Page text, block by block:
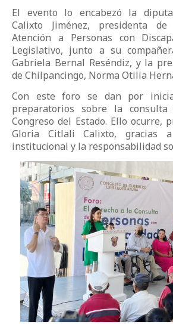
El evento lo encabezó la
Calixto Jiménez, presidenta
Atención a Personas con
Legislativo, junto a su
Gabriela Bernal Reséndiz, y la
de Chilpancingo, Norma Otilia
Con este foro se dan por
preparatorios sobre la
Congreso del Estado. Ello ocurre,
Gloria Citlali Calixto, gracias
institucional y la responsabilidad